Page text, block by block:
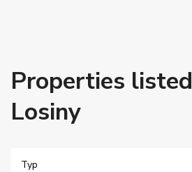
Properties
Losiny
Typ